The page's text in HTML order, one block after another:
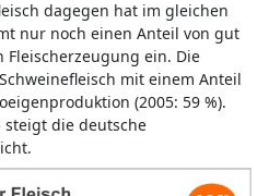
steigt die deutsche